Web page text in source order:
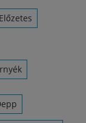
Előzetes